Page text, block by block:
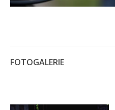
FOTOGALERIE